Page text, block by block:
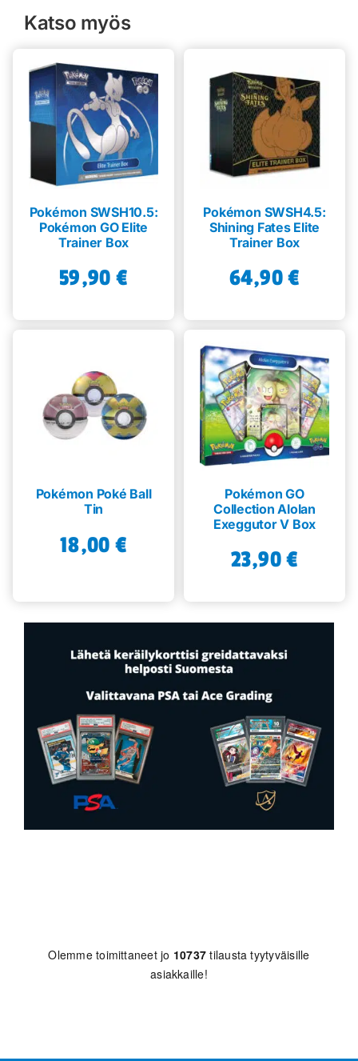
Katso myös
Pokémon SWSH10.5:
Pokémon GO Elite
Trainer Box
59,90 €
Pokémon SWSH4.5:
Shining Fates Elite
Trainer Box
64,90€
Pokémon Poké Ball
Tin
18,00 €
Pokémon GO
Collection Alolan
Exeggutor V Box
23,90€
Olemme toimittaneet jo 10737 tilausta tyytyväisille
asiakkaille!